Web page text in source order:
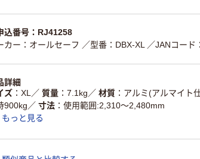
込番号：RJ41258
カー：オールセーフ ／型番：DBX-XL ／JANコー
詳細
ズ
XL ／ 質量 7.1kg ／ 材質 アルミ(アルマイト
900kg ／ 寸法
使用範囲:2,310～2,480mm
もっと見る